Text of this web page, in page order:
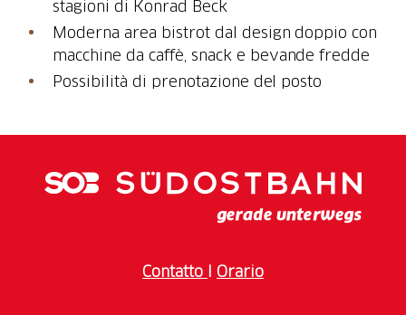
stagioni di Konrad Beck
Moderna area bistrot dal design doppio con
macchine da caffè, snack e bevande fredde
Possibilità di prenotazione del posto
Contatto Orario